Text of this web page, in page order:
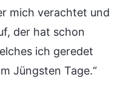
mich verachtet und
der hat schon
ich geredet
Jüngsten Tage.“